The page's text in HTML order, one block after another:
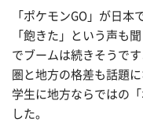
「ポケモンGO」が日本
「飽きた」という声も
でブームは続きそうで
圏と地方の格差も話題
学生に地方ならではの
した。